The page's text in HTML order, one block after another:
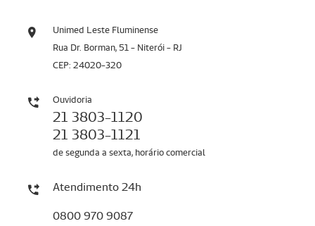
Unimed Leste Fluminense
Rua Dr. Borman, 51 - Niterói - RJ
CEP: 24020-320
Ouvidoria
21 3803-1120
21 3803-1121
de segunda a sexta, horário comercial
Atendimento 24h
0800 970 9087